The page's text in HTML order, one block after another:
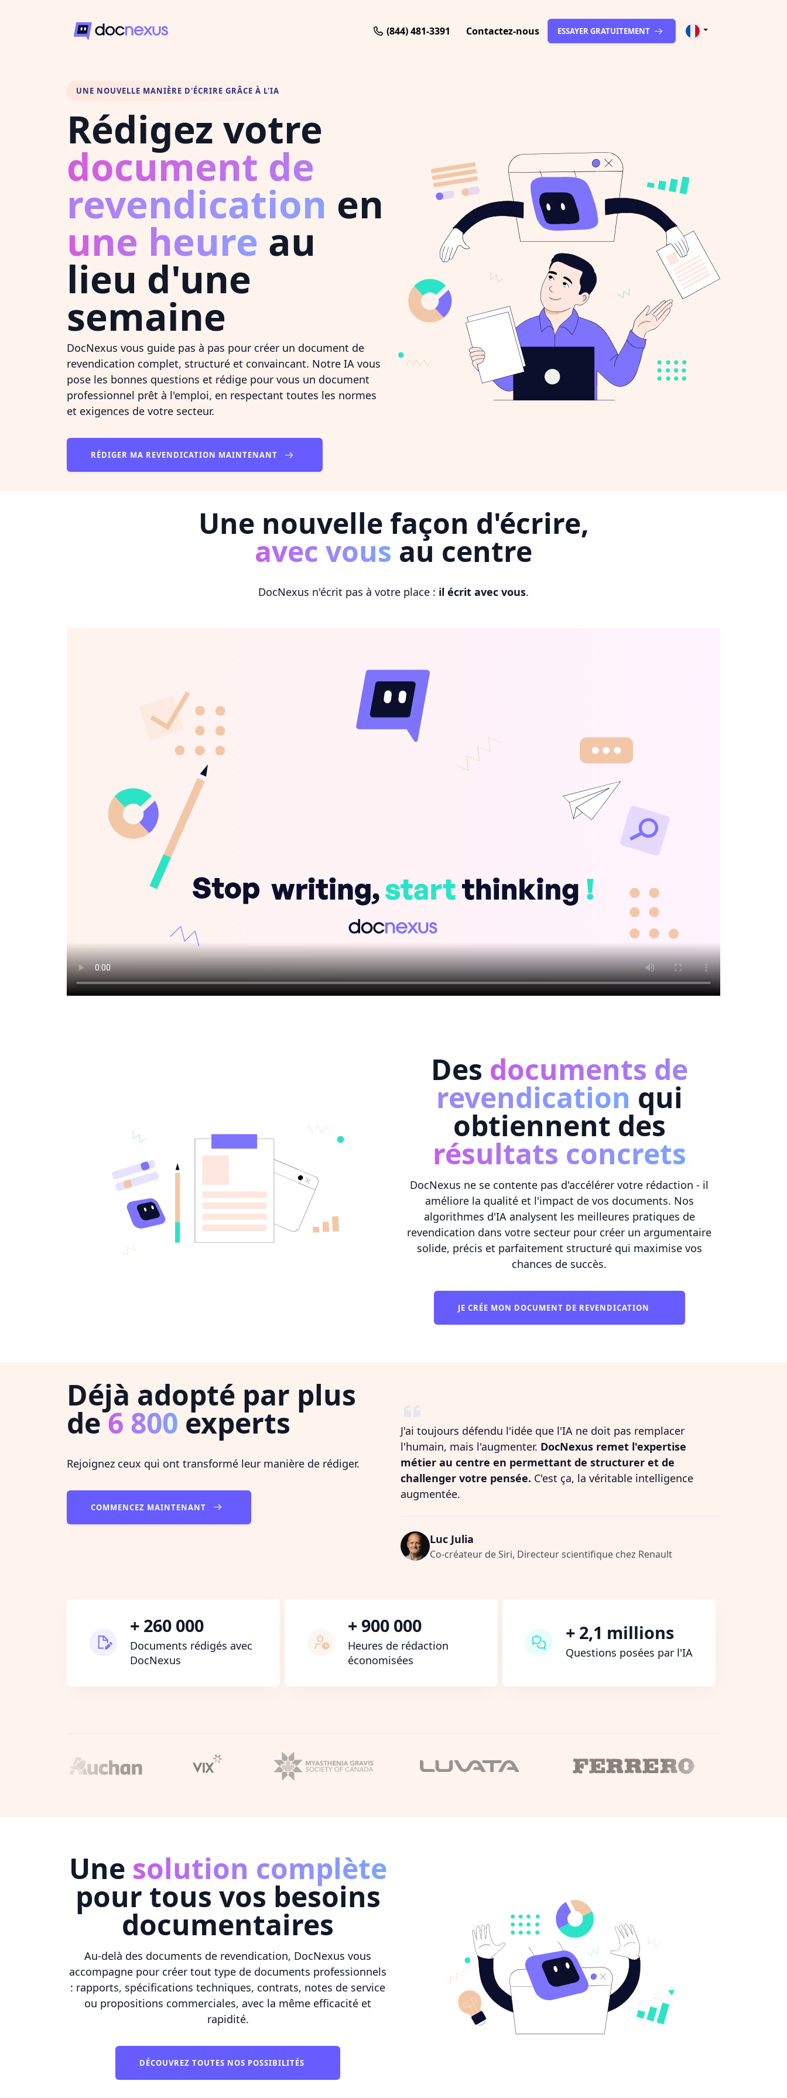
(844) 481-3391 Contactez-nous ESSAYER GRATUITEMENT
UNE NOUVELLE MANIÈRE D'ÉCRIRE GRÂCE À L'IA
Rédigez votre
document de
revendication en
une heure au
lieu d'une
semaine
DocNexus vous guide pas à pas pour créer un document de
revendication complet, structuré et convaincant. Notre IA vous
pose les bonnes questions et rédige pour vous un document
professionnel prêt à l'emploi, en respectant toutes les normes
et exigences de votre secteur.
RÉDIGER MA REVENDICATION MAINTENANT
Une nouvelle façon d'écrire,
avec vous au centre
DocNexus n'écrit pas à votre place : il écrit avec vous.
Des documents de
revendication qui
obtiennent des
résultats concrets
DocNexus ne se contente pas d'accélérer votre rédaction - il
améliore la qualité et l'impact de vos documents. Nos
algorithmes d'IA analysent les meilleures pratiques de
revendication dans votre secteur pour créer un argumentaire
solide, précis et parfaitement structuré qui maximise vos
chances de succès.
JE CRÉE MON DOCUMENT DE REVENDICATION
Déjà adopté par plus
de6 800 experts
Rejoignez ceux qui ont transformé leur manière de rédiger.
COMMENCEZ MAINTENANT
J'ai toujours défendu l'idée que l'IA ne doit pas remplacer
l'humain, mais l'augmenter. DocNexus remet l'expertise
métier au centre en permettant de structurer et de
challenger votre pensée. C'est ça, la véritable intelligence
augmentée.
Luc Julia
Co-créateur de Siri, Directeur scientifique chez Renault
+ 260 000
Documents rédigés avec
DocNexus
+ 900 000
Heures de rédaction
économisées
+ 2,1 millions
Questions posées par l'IA
Une solution complète
pour tous vos besoins
documentaires
Au-delà des documents de revendication, DocNexus vous
accompagne pour créer tout type de documents professionnels
: rapports, spécifications techniques, contrats, notes de service
ou propositions commerciales, avec la même efficacité et
rapidité.
DÉCOUVREZ TOUTES NOS POSSIBILITÉS